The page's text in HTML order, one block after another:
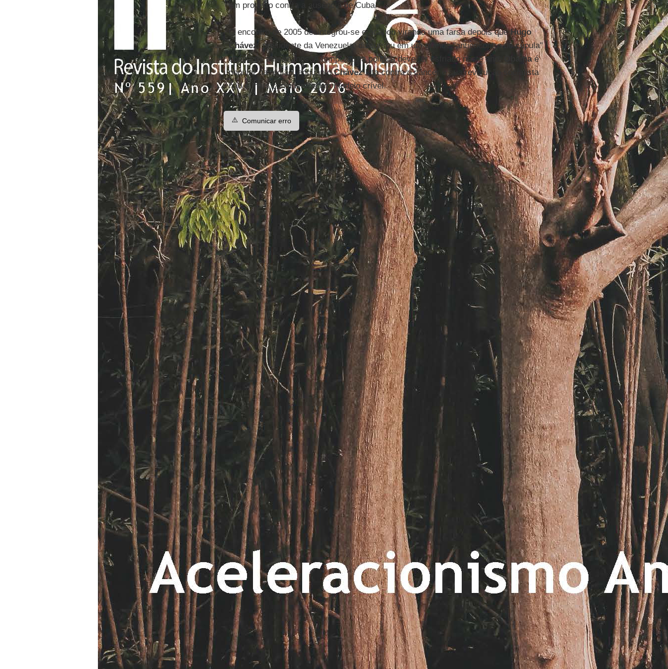
em protesto contra a ausência de Cuba.
O encontro de 2005 desintegrou-se e acabou virando uma farsa depois queHugo
Chávez, presidente da Venezuela, discursou em um grande "antiencontro de cúpula"
contra os americanos. A temperatura política deve ter esfriado neste ano.
Obamaé
popular na região, enquantoChávezluta contra o câncer e sua revolução socialista
não é mais considerada um modelo crível.
⚠️ Comunicar erro